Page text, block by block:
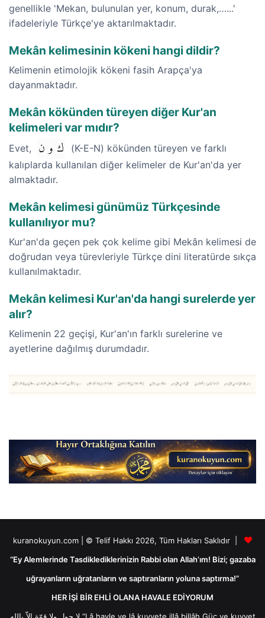
genellikle 'Mekan, bulunulan yer, konum, durak,…...'
ifadeleriyle Türkçe'ye aktarılmaktadır.
Mekân kelimesinin kökeni hangi dildir?
Kelimenin etimolojik kökeni fasih Arapça'ya
dayanmaktadır.
Mekân kökünden türeyen diğer Kur'an
kelimeleri var mıdır?
Evet, ك و ن
(K-E-N) kökünden türeyen ve farklı
kalıplarda kullanılan diğer kelimeler de Kur'an'da yer
almaktadır.
Mekân kelimesi günümüz Türkçesinde
kullanılıyor mu?
Kur'an'da geçen pek çok kelime gibi Mekân kelimesi de
doğrudan veya türevleriyle Türkçe dini literatürde sıkça
kullanılmaktadır.
Mekân kelimesi Kur'an'da hangi surelerde yer
alır?
Kelimenin 22 geçişi, Kur'an'ın farklı surelerine ve
ayetlerine dağılmış durumdadır.
kuranokuyun.com | © Telif Hakkı 2026, Tüm Hakları Saklıdır |
“Ey Alemlerinde Tasdiklediklerinizin Rabbi olan Allah’ım! Bizi; gazaba
uğrayanların uğratanların ve saptıranların yoluna saptırma!”
HER İŞİ BİR EHLİ OLANA HAVALE EDİYORUM